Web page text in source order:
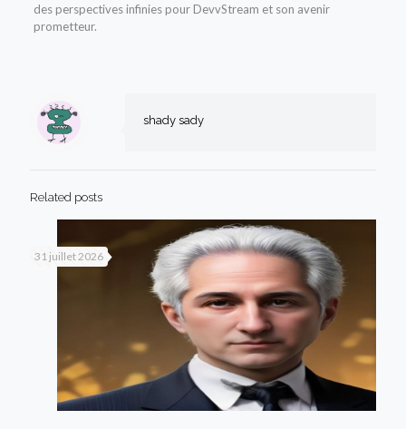
des perspectives infinies pour DevvStream et son avenir
prometteur.
shady sady
Related posts
31 juillet 2026